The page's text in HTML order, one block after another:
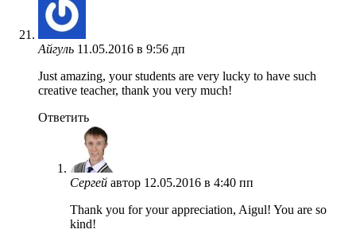
Айгуль 11.05.2016 в 9:56 дп
Just amazing, your students are very lucky to have such
creative teacher, thank you very much!
Ответить
Сергей автор 12.05.2016 в 4:40 пп
Thank you for your appreciation, Aigul! You are so
kind!